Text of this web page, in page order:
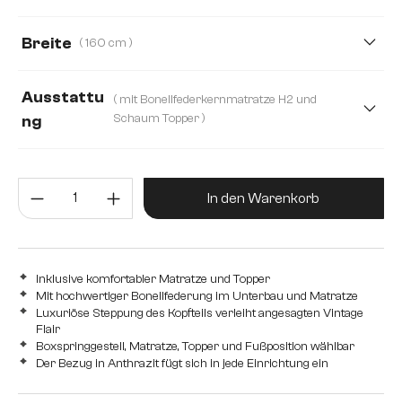
Breite ( 160 cm )
200 cm
Ausstattu
ng
( mit Bonellfederkernmatratze H2 und
Schaum Topper )
mit Taschenfederkernmatratze H2/H3 und Visco Topper
Produkt Anzahl: Gib den
In den Warenkorb
Inklusive komfortabler Matratze und Topper
Mit hochwertiger Bonellfederung im Unterbau und Matratze
Luxuriöse Steppung des Kopfteils verleiht angesagten Vintage
Flair
Boxspringgestell, Matratze, Topper und Fußposition wählbar
Der Bezug in Anthrazit fügt sich in jede Einrichtung ein